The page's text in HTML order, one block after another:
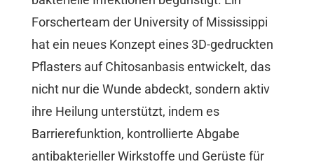
Forscherteam der University of Mississippi
hat ein neues Konzept eines 3D-gedruckten
Pflasters auf Chitosanbasis entwickelt, das
nicht nur die Wunde abdeckt, sondern aktiv
ihre Heilung unterstützt, indem es
Barrierefunktion, kontrollierte Abgabe
antibakterieller Wirkstoffe und Gerüste für